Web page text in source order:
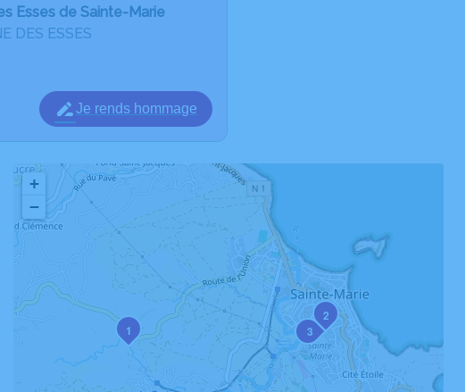
Esses de Sainte-Marie
DES ESSES
Je rends hommage
1
2
3
+
−